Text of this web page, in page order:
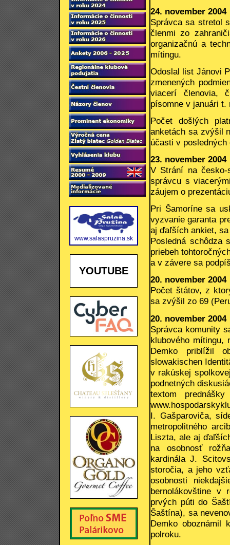
www.salaspruzina.sk
YOUTUBE
24. november 2004
Správca sa stretol
členmi zo
organizačnú a
mítingu.
Odoslal list Jánovi
zmenených
viacerí členovia,
písomne v januári t.
Počet došlých
anketách sa zvýšil
účasti v
23. november 2004
V Strání na česko-
správcu s
záujem o
Pri Šamoríne sa
vyzvanie garanta
aj ďaľších ankiet,
Posledná schôdza
priebeh
a v závere sa
20. november 2004
Počet štátov, z
sa zvýšil zo 69
20. november 2004
Správca komunity
klubového mítingu,
Demko priblížil
slowakischen
v rakúskej
podnetných
textom
I. Gašparoviča,
metropolitného
Liszta, ale aj
na osobnosť
kardinála J.
storočia, a jeho
osobnosti
bernolákovštine v
prvých púti do
Šaštína), sa
Demko oboznámil
polroku.